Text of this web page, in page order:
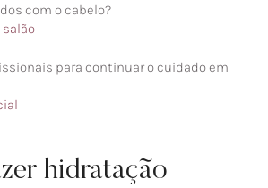
com o cabelo?
salão
para continuar o cuidado em
hidratação